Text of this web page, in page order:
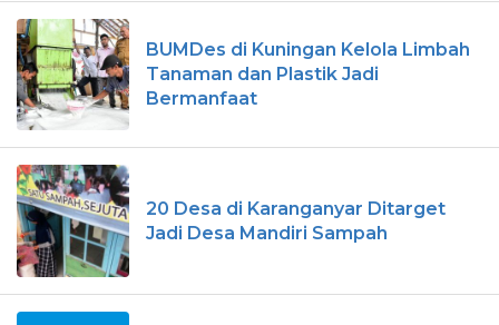
BUMDes di Kuningan Kelola Limbah
Tanaman dan Plastik Jadi
Bermanfaat
20 Desa di Karanganyar Ditarget
Jadi Desa Mandiri Sampah